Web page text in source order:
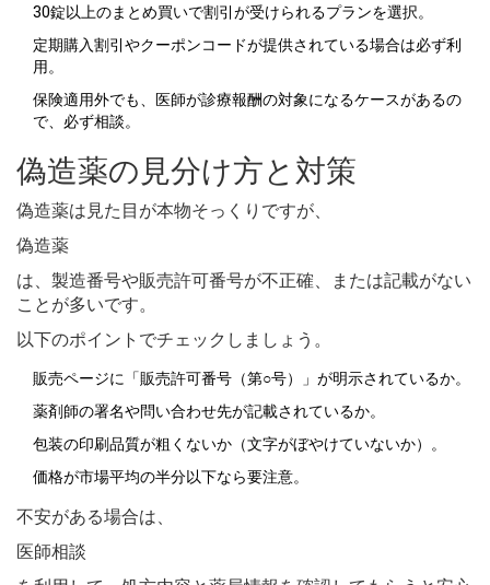
30錠以上のまとめ買いで割引が受けられるプランを選択。
定期購入割引やクーポンコードが提供されている場合は必ず利
用。
保険適用外でも、医師が診療報酬の対象になるケースがあるの
で、必ず相談。
偽造薬の見分け方と対策
偽造薬は見た目が本物そっくりですが、
偽造薬
は、製造番号や販売許可番号が不正確、または記載がない
ことが多いです。
以下のポイントでチェックしましょう。
販売ページに「販売許可番号（第○号）」が明示されているか。
薬剤師の署名や問い合わせ先が記載されているか。
包装の印刷品質が粗くないか（文字がぼやけていないか）。
価格が市場平均の半分以下なら要注意。
不安がある場合は、
医師相談